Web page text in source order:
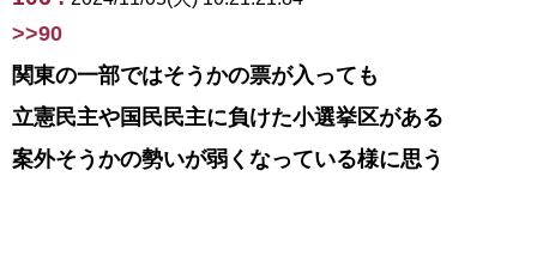
>>90
関東の一部ではそうかの票が入っても
立憲民主や国民民主に負けた小選挙区がある
案外そうかの勢いが弱くなっている様に思う